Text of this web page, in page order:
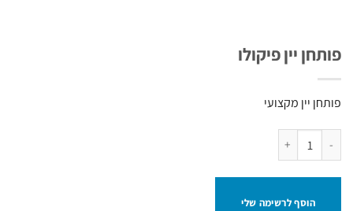
פותחן יין פיקולו
פותחן יין מקצועי
כמות של פותחן יין פיקולו
הוסף לרשימה שלי